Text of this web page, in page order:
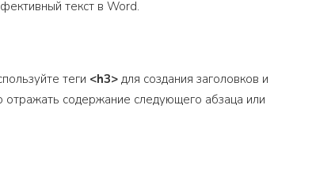
текст в Word.
теги <h3> для создания заголовков и
содержание следующего абзаца или